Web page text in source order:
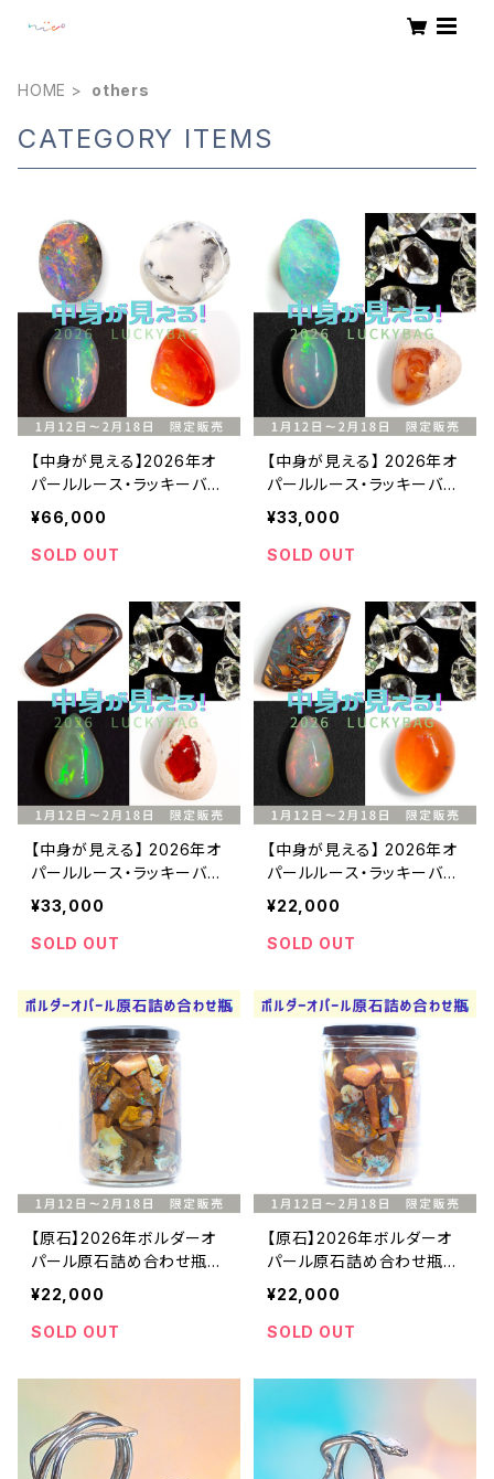
HOME others
CATEGORY ITEMS
【中身が見える】2026年オ
パールルース・ラッキーバッ
グ・66000円
¥66,000
SOLD OUT
【中身が見える】 2026年オ
パールルース・ラッキーバッ
グ・33000円
¥33,000
SOLD OUT
【中身が見える】 2026年オ
パールルース・ラッキーバッ
グ・33000円
¥33,000
SOLD OUT
【中身が見える】 2026年オ
パールルース・ラッキーバッ
グ・22000円
¥22,000
SOLD OUT
【原石】2026年ボルダーオ
パール原石詰め合わせ瓶
①・22000円
¥22,000
SOLD OUT
【原石】2026年ボルダーオ
パール原石詰め合わせ瓶
②・22000円
¥22,000
SOLD OUT